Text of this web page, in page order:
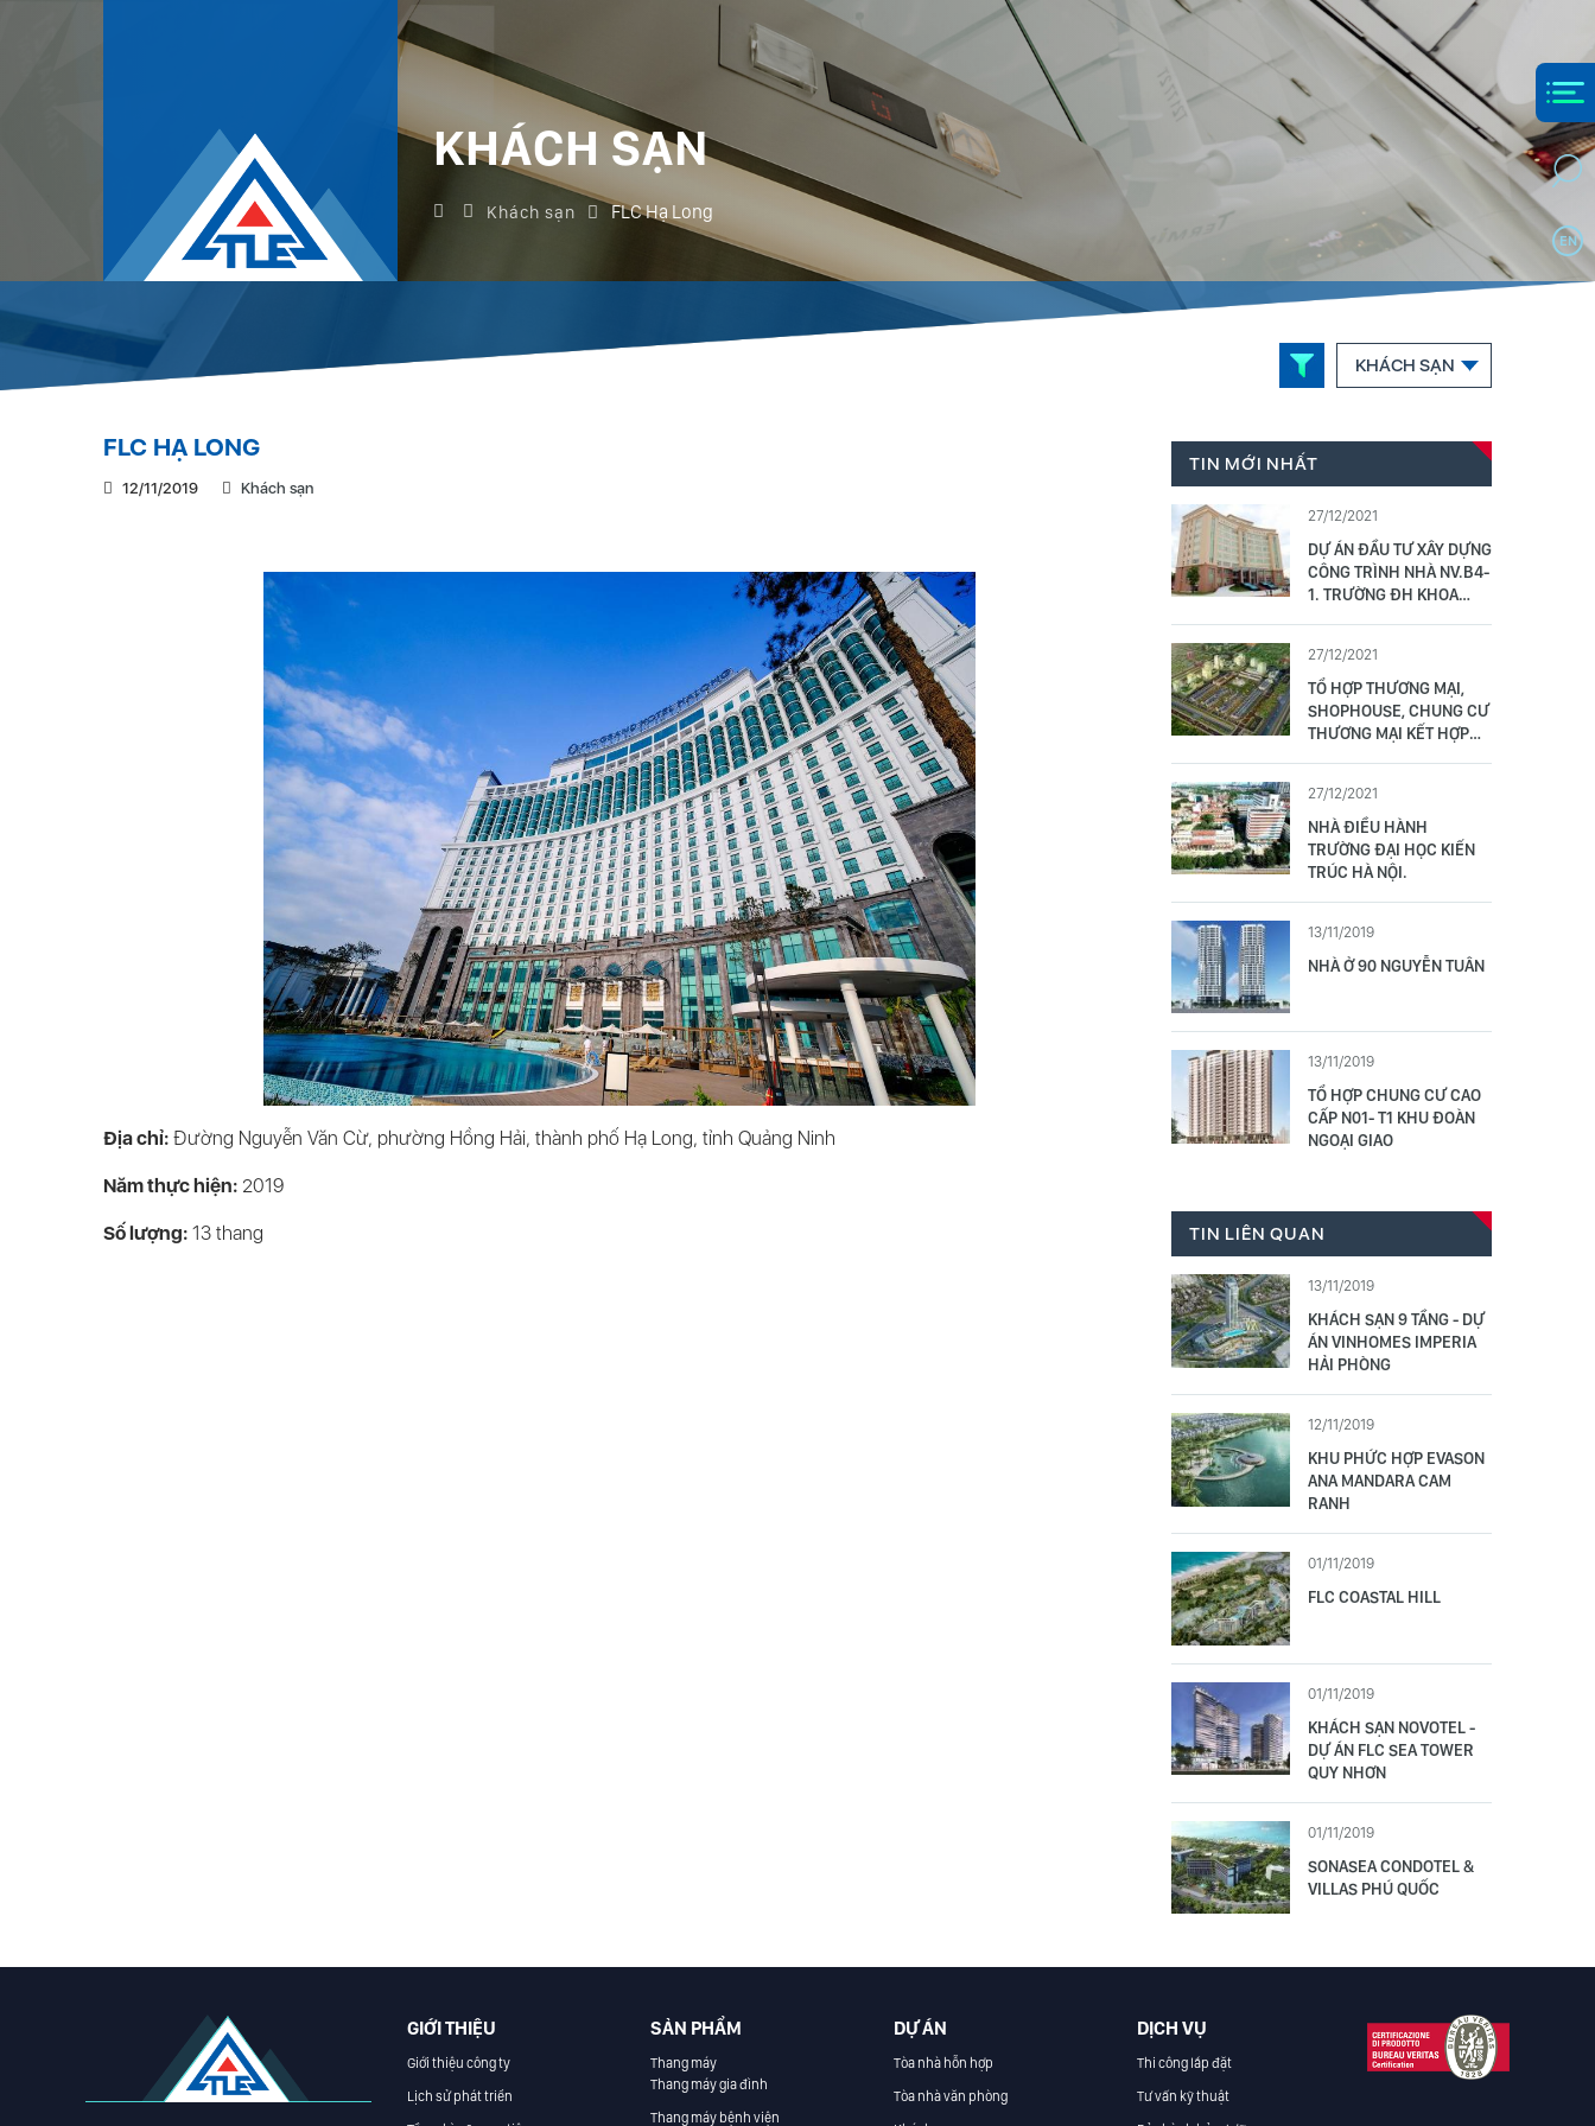
EN
KHÁCH SẠN
Khách sạn FLC Hạ Long
KHÁCH SẠN
FLC HẠ LONG
12/11/2019 Khách sạn
Địa chỉ: Đường Nguyễn Văn Cừ, phường Hồng Hải, thành phố Hạ Long, tỉnh Quảng Ninh
Năm thực hiện: 2019
Số lượng: 13 thang
TIN MỚI NHẤT
27/12/2021
DỰ ÁN ĐẦU TƯ XÂY DỰNG
CÔNG TRÌNH NHÀ NV.B4-
1. TRƯỜNG ĐH KHOA
27/12/2021
TỔ HỢP THƯƠNG MẠI,
SHOPHOUSE, CHUNG CƯ
THƯƠNG MẠI KẾT HỢP
27/12/2021
NHÀ ĐIỀU HÀNH
TRƯỜNG ĐẠI HỌC KIẾN
TRÚC HÀ NỘI.
13/11/2019
NHÀ Ở 90 NGUYỄN TUÂN
13/11/2019
TỔ HỢP CHUNG CƯ CAO
CẤP N01- T1 KHU ĐOÀN
NGOẠI GIAO
TIN LIÊN QUAN
13/11/2019
KHÁCH SẠN 9 TẦNG - DỰ
ÁN VINHOMES IMPERIA
HẢI PHÒNG
12/11/2019
KHU PHỨC HỢP EVASON
ANA MANDARA CAM
RANH
01/11/2019
FLC COASTAL HILL
01/11/2019
KHÁCH SẠN NOVOTEL -
DỰ ÁN FLC SEA TOWER
QUY NHƠN
01/11/2019
SONASEA CONDOTEL &
VILLAS PHÚ QUỐC
GIỚI THIỆU
Giới thiệu công ty
Lịch sử phát triển
SẢN PHẨM
Thang máy
Thang máy gia đình
Thang máy bệnh viện
DỰ ÁN
Tòa nhà hỗn hợp
Tòa nhà văn phòng
DỊCH VỤ
Thi công lắp đặt
Tư vấn kỹ thuật